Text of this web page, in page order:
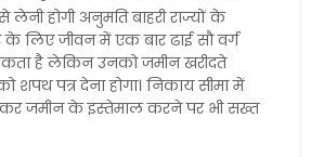
होगी अनुमति बाहरी राज्यों के
के लिए जीवन में एक बार ढाई सौ वर्ग
है लेकिन उनको जमीन खरीदते
शपथ पत्र देना होगा। निकाय सीमा में
जमीन के इस्तेमाल करने पर भी सख्त